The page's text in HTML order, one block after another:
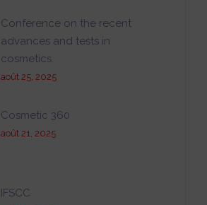
Conference on the recent
advances and tests in
cosmetics.
août 25, 2025
Cosmetic 360
août 21, 2025
IFSCC